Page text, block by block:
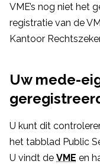
VME’s nog niet het
registratie van de
Kantoor
Uw mede-
U kunt dit
het tabblad Public
U vindt de VME en